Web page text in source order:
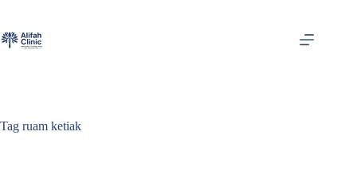
content
Tag ruam ketiak